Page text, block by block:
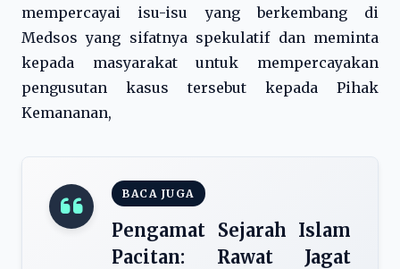
mempercayai isu-isu yang berkembang di
Medsos yang sifatnya spekulatif dan meminta
kepada masyarakat untuk mempercayakan
pengusutan kasus tersebut kepada Pihak
Kemananan,
BACA JUGA
Pengamat Sejarah Islam
Pacitan: Rawat Jagat